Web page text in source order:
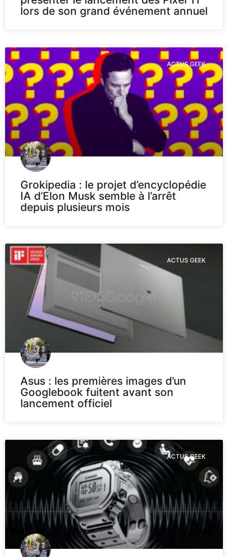
lors de son grand événement annuel
ACTUS GEEK
Grokipedia : le projet d’encyclopédie
IA d’Elon Musk semble à l’arrêt
depuis plusieurs mois
ACTUS GEEK
Asus : les premières images d’un
Googlebook fuitent avant son
lancement officiel
ACTUS GEEK